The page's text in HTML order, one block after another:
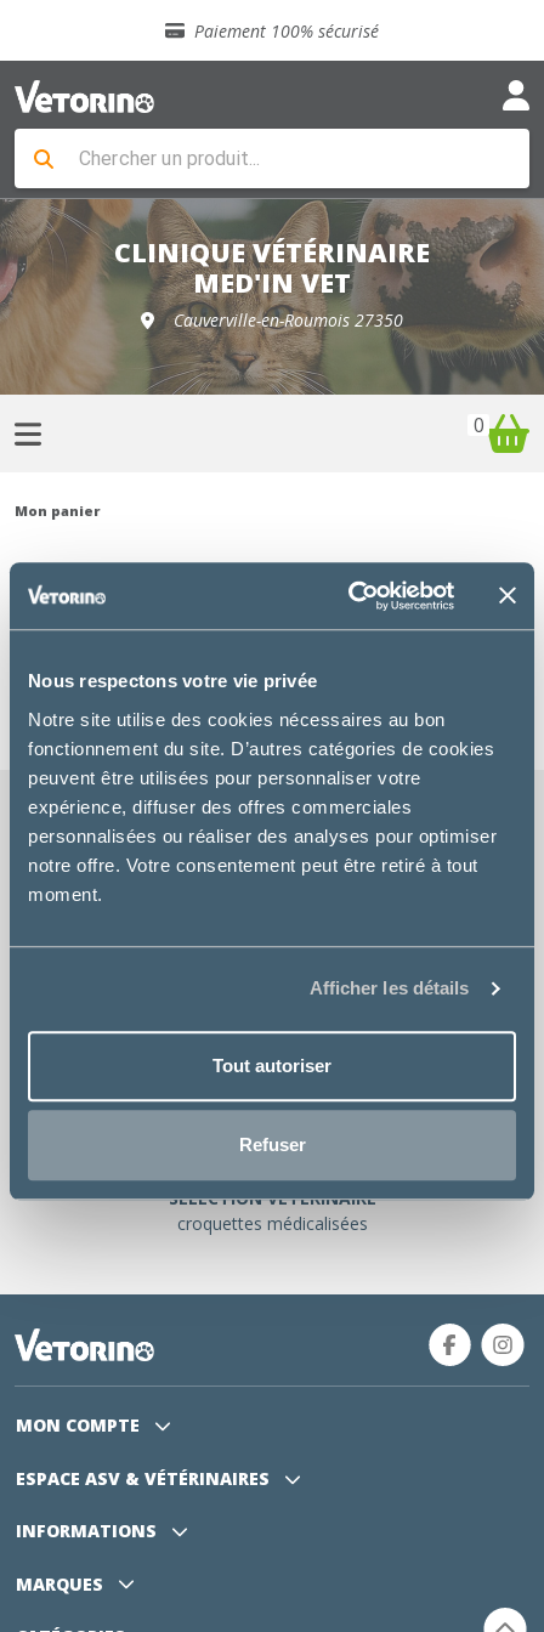
Nous respectons votre vie privée
Notre site utilise des cookies nécessaires au bon
fonctionnement du site. D’autres catégories de cookies
peuvent être utilisées pour personnaliser votre
expérience, diffuser des offres commerciales
personnalisées ou réaliser des analyses pour optimiser
notre offre. Votre consentement peut être retiré à tout
moment.
Afficher les détails
Tout autoriser
Refuser
Paiement 100% sécurisé
Livraison gratuite en clinique vétérinaire
Sélection de croquettes vétérinaire
Livraison gratuite en clinique vétérinaire
Retour gratuit en clinique
Sélection de croquettes vétérinaire
CLINIQUE VÉTÉRINAIRE
MED'IN VET
Cauverville-en-Roumois 27350
0
Mon panier
VOTRE PANIER EST ACTUELLEMENT VIDE.
Retour à la boutique
LIVRAISON GRATUITE
PRIX COMPETITIFS
site 100% sécurisé SSL
SÉLÉCTION VÉTÉRINAIRE
croquettes médicalisées
MON COMPTE
ESPACE ASV & VÉTÉRINAIRES
INFORMATIONS
MARQUES